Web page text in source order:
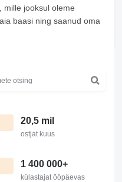
mille jooksul oleme
baasi ning saanud oma
20,5 mil
ostjat kuus
1 400 000+
külastajat ööpäevas